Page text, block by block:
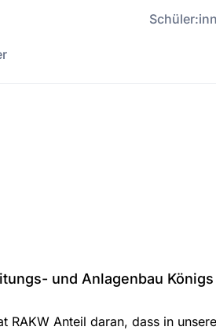
und Anlagenbau
RAKW Anteil daran, dass in